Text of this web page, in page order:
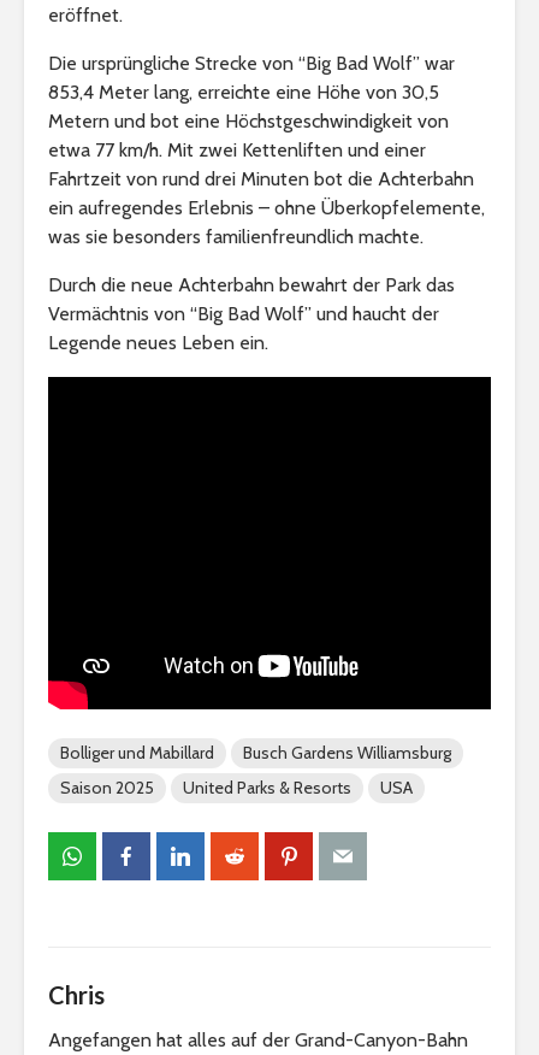
eröffnet.
Die ursprüngliche Strecke von “Big Bad Wolf” war
853,4 Meter lang, erreichte eine Höhe von 30,5
Metern und bot eine Höchstgeschwindigkeit von
etwa 77 km/h. Mit zwei Kettenliften und einer
Fahrtzeit von rund drei Minuten bot die Achterbahn
ein aufregendes Erlebnis – ohne Überkopfelemente,
was sie besonders familienfreundlich machte.
Durch die neue Achterbahn bewahrt der Park das
Vermächtnis von “Big Bad Wolf” und haucht der
Legende neues Leben ein.
Bolliger und Mabillard
Busch Gardens Williamsburg
Saison 2025
United Parks & Resorts USA
Chris
Angefangen hat alles auf der Grand-Canyon-Bahn